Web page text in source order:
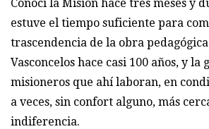
Conocí la Misión hace tres meses y
estuve el tiempo suficiente para
trascendencia de la obra
Vasconcelos hace casi 100 años, y la
misioneros que ahí laboran, en
a veces, sin confort alguno, más
indiferencia.